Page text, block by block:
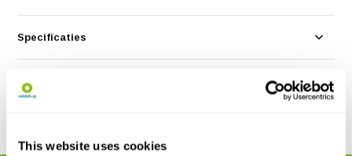
This website uses cookies
Specificaties
Reviews